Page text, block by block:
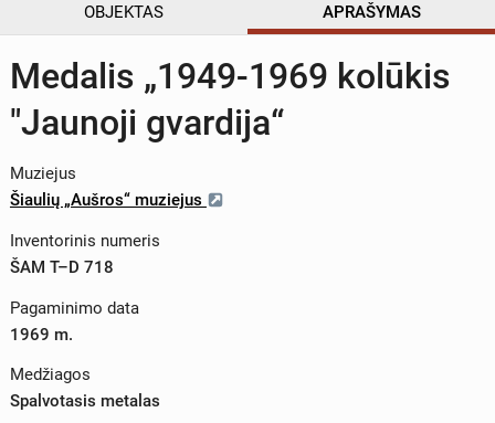
OBJEKTAS APRAŠYMAS
Medalis „1949-1969 kolūkis
"Jaunoji gvardija“
Muziejus
Šiaulių „Aušros“ muziejus
Inventorinis numeris
ŠAM T–D 718
Pagaminimo data
1969 m.
Medžiagos
Spalvotasis metalas